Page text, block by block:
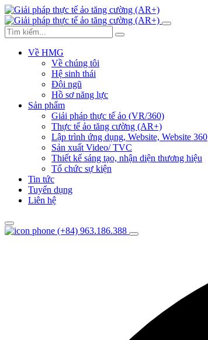
Về HMG
Về chúng tôi
Hệ sinh thái
Đội ngũ
Hồ sơ năng lực
Sản phẩm
Giải pháp thực tế ảo (VR/360)
Thực tế ảo tăng cường (AR+)
Lập trình ứng dụng, Website, Website 360
Sản xuất Video/ TVC
Thiết kế sáng tạo, nhận diện thương hiệu
Tổ chức sự kiện
Tin tức
Tuyển dụng
Liên hệ
(+84) 963.186.388